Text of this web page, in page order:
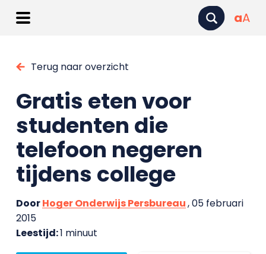
aA
Terug naar overzicht
Gratis eten voor
studenten die
telefoon negeren
tijdens college
DoorHoger Onderwijs Persbureau, 05 februari
2015
Leestijd:1 minuut